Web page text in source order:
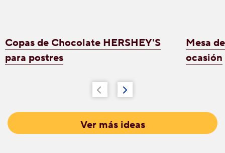
Copas de Chocolate HERSHEY'S
para postres
Mesa
ocasión
Ver más ideas